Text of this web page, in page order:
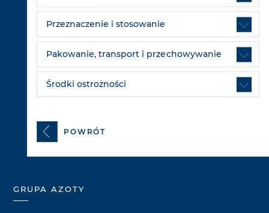
Przeznaczenie i stosowanie
Pakowanie, transport i przechowywanie
Środki ostrożności
POWRÓT
GRUPA AZOTY